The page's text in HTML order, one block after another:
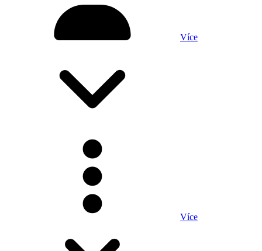
Více
Více